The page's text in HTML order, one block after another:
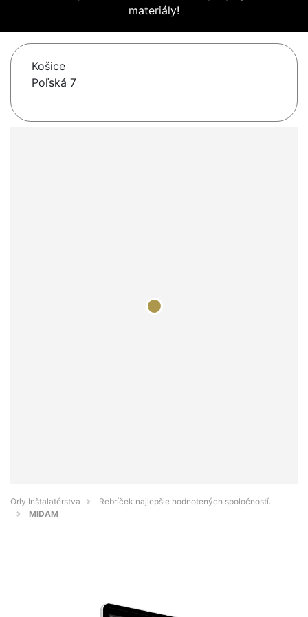
materiály!
Košice
Poľská 7
Orly Inštalatérstva
Rebríček najlepšie hodnotených spoločností.
MIDAM